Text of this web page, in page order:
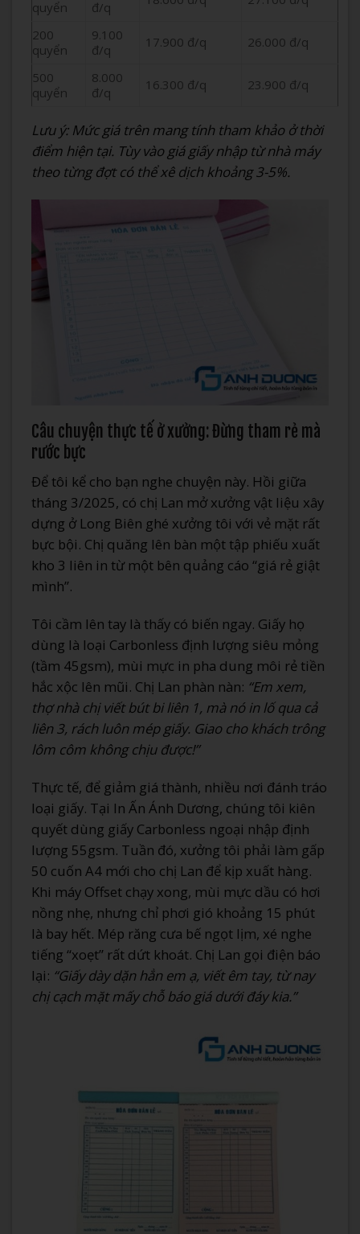
quyển đ/q
200
quyển
9.100
đ/q
17.900 đ/q 26.000 đ/q
500
quyển
8.000
đ/q
16.300 đ/q 23.900 đ/q
Lưu ý: Mức giá trên mang tính tham khảo ở thời
điểm hiện tại. Tùy vào giá giấy nhập từ nhà máy
theo từng đợt có thể xê dịch khoảng 3-5%.
Câu chuyện thực tế ở xưởng: Đừng tham rẻ mà
rước bực
Để tôi kể cho bạn nghe chuyện này. Hồi giữa
tháng 3/2025, có chị Lan mở xưởng vật liệu xây
dựng ở Long Biên ghé xưởng tôi với vẻ mặt rất
bực bội. Chị quăng lên bàn một tập phiếu xuất
kho 3 liên in từ một bên quảng cáo “giá rẻ giật
mình”.
Tôi cầm lên tay là thấy có biến ngay. Giấy họ
dùng là loại Carbonless định lượng siêu mỏng
(tầm 45gsm), mùi mực in pha dung môi rẻ tiền
hắc xộc lên mũi. Chị Lan phàn nàn: “Em xem,
thợ nhà chị viết bút bi liên 1, mà nó in lố qua cả
liên 3, rách luôn mép giấy. Giao cho khách trông
lôm côm không chịu được!”
Thực tế, để giảm giá thành, nhiều nơi đánh tráo
loại giấy. Tại In Ấn Ánh Dương, chúng tôi kiên
quyết dùng giấy Carbonless ngoại nhập định
lượng 55gsm. Tuần đó, xưởng tôi phải làm gấp
50 cuốn A4 mới cho chị Lan để kịp xuất hàng.
Khi máy Offset chạy xong, mùi mực dầu có hơi
nồng nhẹ, nhưng chỉ phơi gió khoảng 15 phút
là bay hết. Mép răng cưa bế ngọt lịm, xé nghe
tiếng “xoẹt” rất dứt khoát. Chị Lan gọi điện báo
lại: “Giấy dày dặn hẳn em ạ, viết êm tay, từ nay
chị cạch mặt mấy chỗ báo giá dưới đáy kia.”